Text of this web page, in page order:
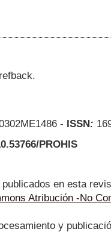
- ISSN:
PROHIS
en esta
Atribución -No
y